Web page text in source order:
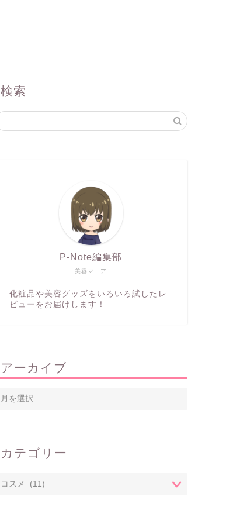
検索
美容マニア
P-Note編集部
化粧品や美容グッズをいろいろ試したレ
ビューをお届けします！
アーカイブ
カテゴリー